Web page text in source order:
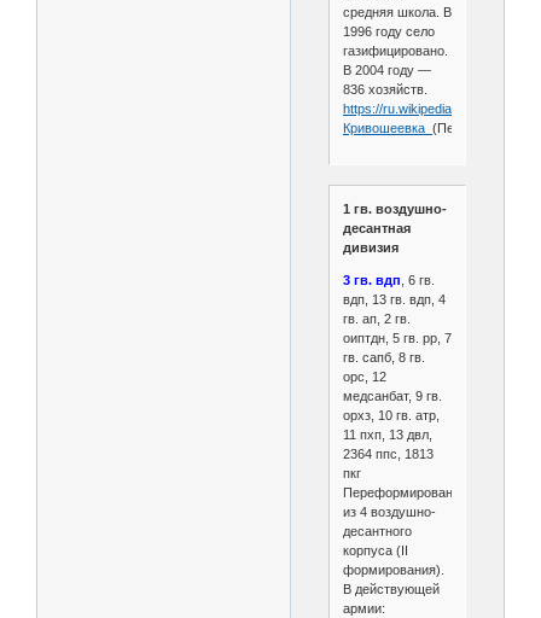
средняя школа. В
1996 году село
газифицировано.
В 2004 году —
836 хозяйств.
https://ru.wikipedia.org/wiki/
Кривошеевка_
1 гв. воздушно-
десантная
дивизия
3 гв. вдп , 6 гв.
вдп, 13 гв. вдп, 4
гв. ап, 2 гв.
оиптдн, 5 гв. рр, 7
гв. сапб, 8 гв.
орс, 12
медсанбат, 9 гв.
орхз, 10 гв. атр,
11 пхп, 13 двл,
2364 ппс, 1813
пкг
Переформирована
из 4 воздушно-
десантного
корпуса (II
формирования).
В действующей
армии: